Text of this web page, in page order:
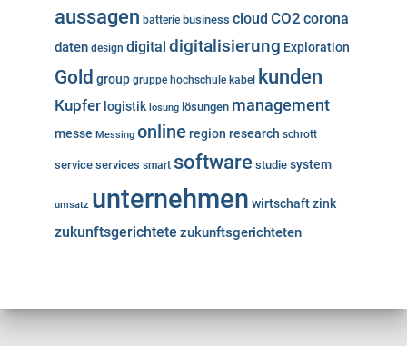
aussagen batterie business cloud CO2 corona
daten design digital digitalisierung Exploration
Gold group gruppe hochschule kabel kunden
Kupfer logistik lösung lösungen management
messe Messing online region research schrott
service services smart software studie system
umsatz unternehmen wirtschaftzink
zukunftsgerichtete zukunftsgerichteten